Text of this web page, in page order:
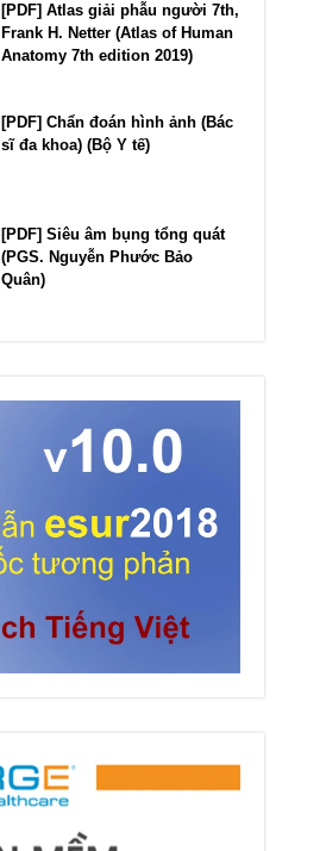
[PDF] Atlas giải phẫu người 7th,
Frank H. Netter (Atlas of Human
Anatomy 7th edition 2019)
[PDF] Chẩn đoán hình ảnh (Bác
sĩ đa khoa) (Bộ Y tế)
[PDF] Siêu âm bụng tổng quát
(PGS. Nguyễn Phước Bảo
Quân)